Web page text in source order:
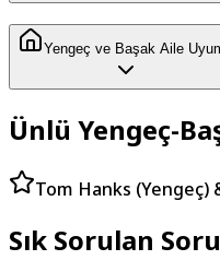
Yengeç ve Başak Aile
Ünlü Yengeç-
Tom Hanks (Yengeç)
Sık Sorulan